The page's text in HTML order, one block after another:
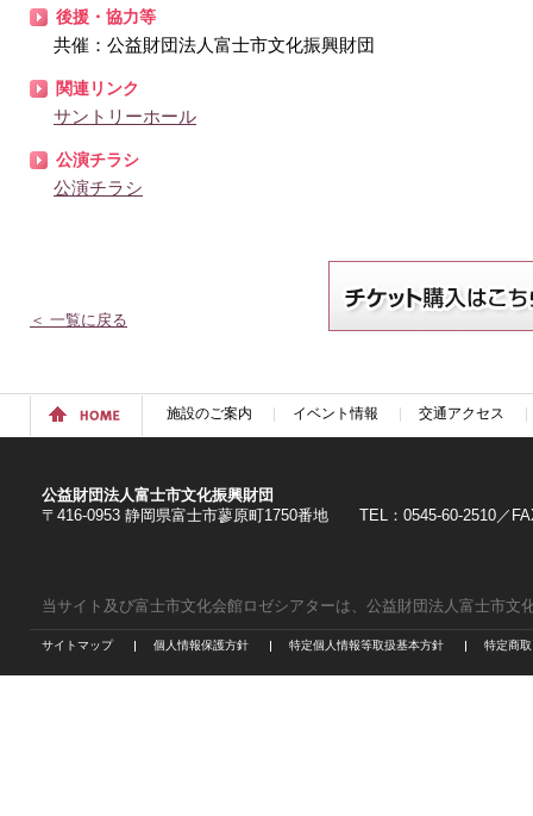
後援・協力等
共催：公益財団法人富士市文化振興財団
関連リンク
サントリーホール
公演チラシ
公演チラシ
＜ 一覧に戻る
施設のご案内 イベント情報 交通アクセス
公益財団法人富士市文化振興財団
〒416-0953 静岡県富士市蓼原町1750番地 TEL：0545-60-2510／
当サイト及び富士市文化会館ロゼシアターは、公益財団法人富士市文
サイトマップ 個人情報保護方針 特定個人情報等取扱基本方針 特定商